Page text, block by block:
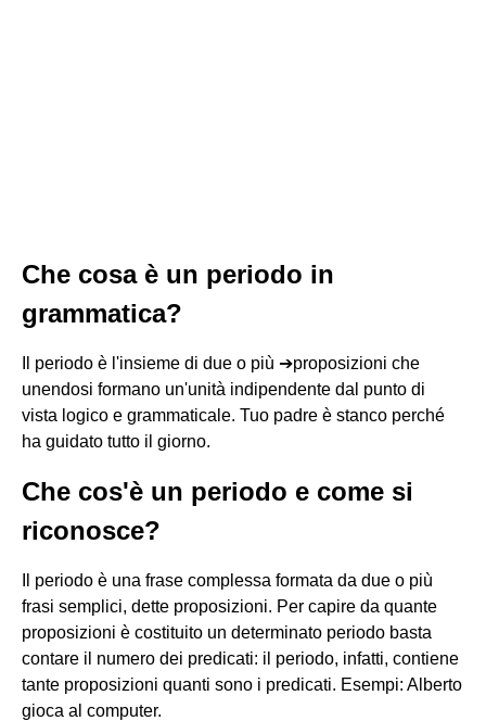
Che cosa è un periodo in
grammatica?
Il periodo è l'insieme di due o più ➔proposizioni che
unendosi formano un'unità indipendente dal punto di
vista logico e grammaticale. Tuo padre è stanco perché
ha guidato tutto il giorno.
Che cos'è un periodo e come si
riconosce?
Il periodo è una frase complessa formata da due o più
frasi semplici, dette proposizioni. Per capire da quante
proposizioni è costituito un determinato periodo basta
contare il numero dei predicati: il periodo, infatti, contiene
tante proposizioni quanti sono i predicati. Esempi: Alberto
gioca al computer.